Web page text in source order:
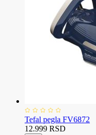
Tefal pegla FV6872
12.999 RSD